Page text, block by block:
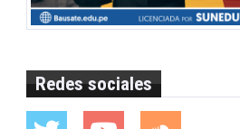
Redes sociales